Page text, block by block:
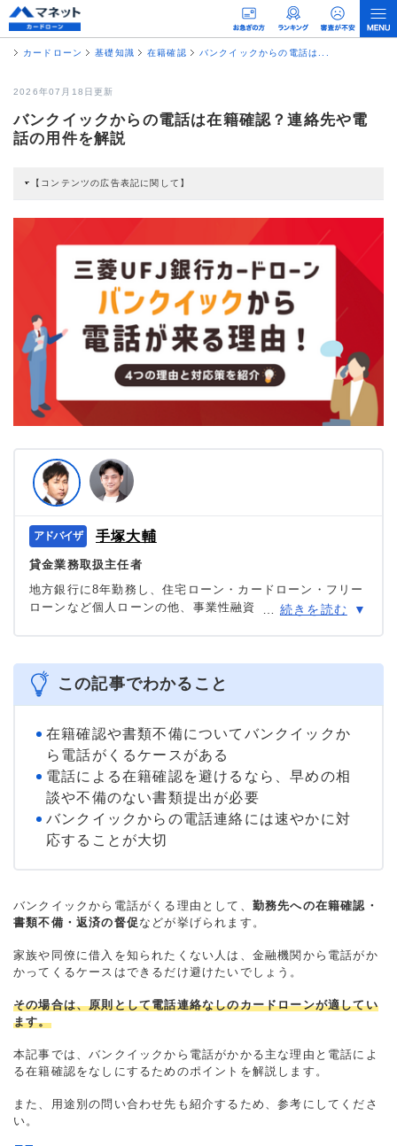
カードローン 基礎知識 在籍確認 バンクイックからの電話は...
2026年07月18日更新
バンクイックからの電話は在籍確認？連絡先や電
話の用件を解説
【コンテンツの広告表記に関して】
すると弊社に対して企業から紹介報酬が支払われるという収益モデルです。 た
だし、特定の商品を根拠なくPRするものではなく、当編集部の調査／ユーザー
への口コミ収集などに基づき、公平性を担保した情報提供を行っています。
>提携企業一覧
手塚大輔
貸金業務取扱主任者
地方銀行に8年勤務し、住宅ローン・カードローン・フリー
ローンなど個人ローンの他、事業性融資・創業融資など幅
資信託・個人年金・国債販売も取り扱った金融商品のプ
ロ。
＞＞公式ページ
続きを読む
この記事でわかること
在籍確認や書類不備についてバンクイックか
ら電話がくるケースがある
電話による在籍確認を避けるなら、早めの相
談や不備のない書類提出が必要
バンクイックからの電話連絡には速やかに対
応することが大切
バンクイックから電話がくる理由として、 勤務先への在籍確認・
書類不備・返済の督促 などが挙げられます。
家族や同僚に借入を知られたくない人は、金融機関から電話がか
かってくるケースはできるだけ避けたいでしょう。
その場合は、原則として電話連絡なしのカードローンが適してい
ます。
本記事では、バンクイックから電話がかかる主な理由と電話によ
る在籍確認をなしにするためのポイントを解説します。
また、用途別の問い合わせ先も紹介するため、参考にしてくださ
い。